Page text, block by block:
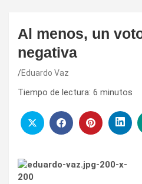
Al menos, un
negativa
Eduardo Vaz
Tiempo de lectura: 6 minutos